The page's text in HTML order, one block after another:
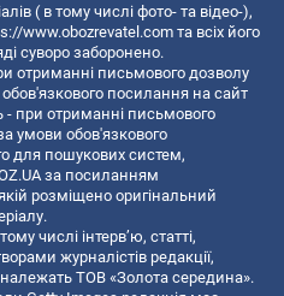
( в тому числі фото- та відео-),
www.obozrevatel.com та всіх його
суворо заборонено.
отриманні письмового дозволу
посилання на сайт
- при отриманні письмового
умови обов'язкового
для пошукових систем,
за посиланням
розміщено оригінальний
числі інтерв’ю, статті,
журналістів редакції,
ТОВ «Золота середина».